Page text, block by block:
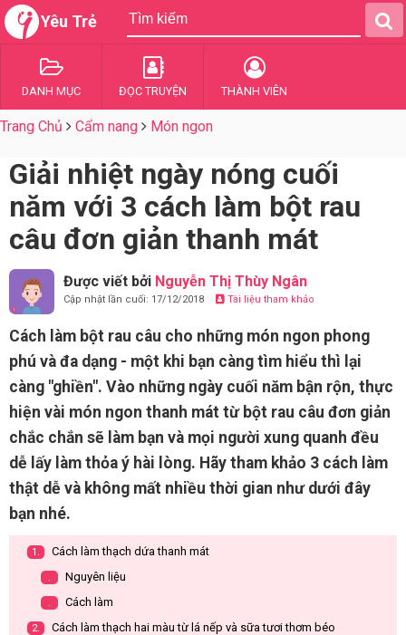
Yêu Trẻ
DANH MỤC ĐỌC TRUYỆN THÀNH VIÊN
Trang Chủ Cẩm nang Món ngon
Giải nhiệt ngày nóng cuối
năm với 3 cách làm bột rau
câu đơn giản thanh mát
Được viết bởi Nguyễn Thị Thùy Ngân
Cập nhật lần cuối: 17/12/2018 Tài liệu tham khảo
Cách làm bột rau câu cho những món ngon phong
phú và đa dạng - một khi bạn càng tìm hiểu thì lại
càng "ghiền". Vào những ngày cuối năm bận rộn, thực
hiện vài món ngon thanh mát từ bột rau câu đơn giản
chắc chắn sẽ làm bạn và mọi người xung quanh đều
dễ lấy làm thỏa ý hài lòng. Hãy tham khảo 3 cách làm
thật dễ và không mất nhiều thời gian như dưới đây
bạn nhé.
1. Cách làm thạch dứa thanh mát
. Nguyên liệu
. Cách làm
2. Cách làm thạch hai màu từ lá nếp và sữa tươi thơm béo